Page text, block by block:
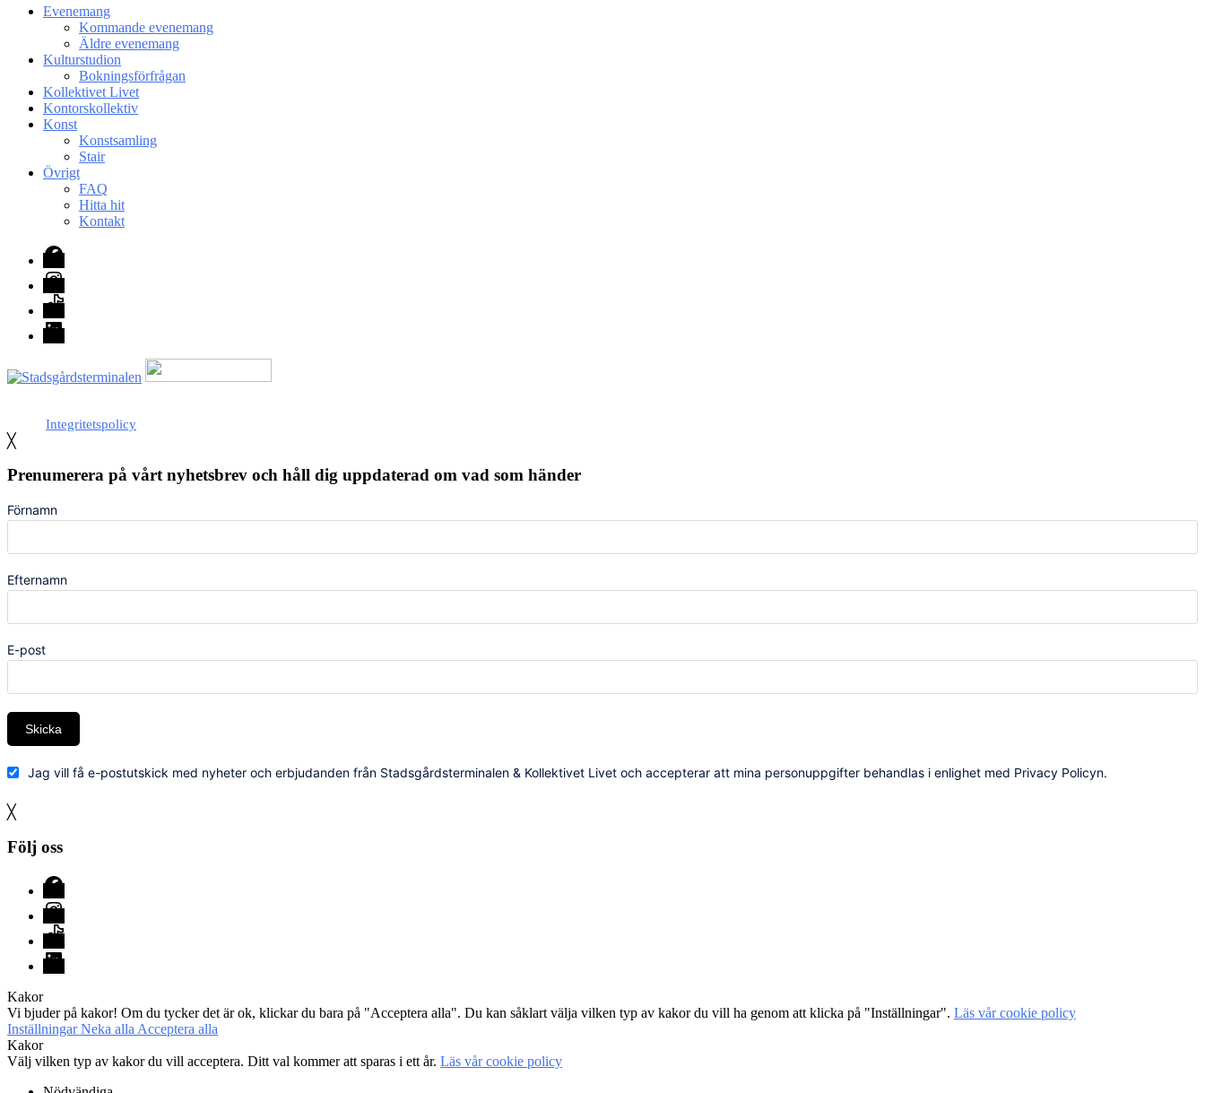
Evenemang
Kommande evenemang
Äldre evenemang
Kulturstudion
Bokningsförfrågan
Kollektivet Livet
Kontorskollektiv
Konst
Konstsamling
Stair
Övrigt
FAQ
Hitta hit
Kontakt
Facebook
Instagram
TikTok
LinkedIn
Integritetspolicy
╳
Prenumerera på vårt nyhetsbrev och håll dig uppdaterad om vad som händer
Förnamn
Efternamn
E-post
Skicka
Jag vill få e-postutskick med nyheter och erbjudanden från Stadsgårdsterminalen & Kollektivet Livet och accepterar att mina personuppgifter behandlas i enlighet med Privacy Policyn.
╳
Följ oss
Facebook
Instagram
TikTok
LinkedIn
Kakor
Vi bjuder på kakor! Om du tycker det är ok, klickar du bara på "Acceptera alla". Du kan såklart välja vilken typ av kakor du vill ha genom att klicka på "Inställningar". Läs vår cookie policy
InställningarNeka alla Acceptera alla
Kakor
Välj vilken typ av kakor du vill acceptera. Ditt val kommer att sparas i ett år. Läs vår cookie policy